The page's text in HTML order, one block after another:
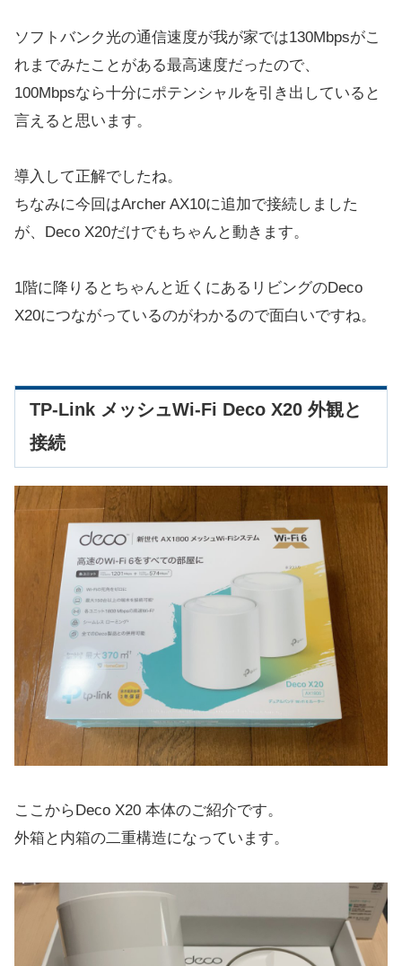
ソフトバンク光の通信速度が我が家では130Mbpsがこ
れまでみたことがある最高速度だったので、
100Mbpsなら十分にポテンシャルを引き出していると
言えると思います。
導入して正解でしたね。
ちなみに今回はArcher AX10に追加で接続しました
が、Deco X20だけでもちゃんと動きます。
1階に降りるとちゃんと近くにあるリビングのDeco
X20につながっているのがわかるので面白いですね。
TP-Link メッシュWi-Fi Deco X20 外観と
接続
ここからDeco X20 本体のご紹介です。
外箱と内箱の二重構造になっています。